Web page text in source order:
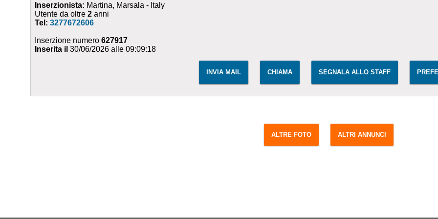
Inserzionista: Martina, Marsala - Italy
Utente da oltre2 anni
Tel:3277672606
Inserzione numero627917
Inserita il 30/06/2026 alle 09:09:18
INVIA MAIL CHIAMA SEGNALA ALLO STAFF
ALTRE FOTO ALTRI ANNUNCI